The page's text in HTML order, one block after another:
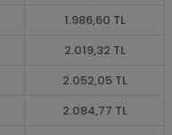
1.986,60 TL
2.019,32 TL
2.052,05 TL
2.084,77 TL